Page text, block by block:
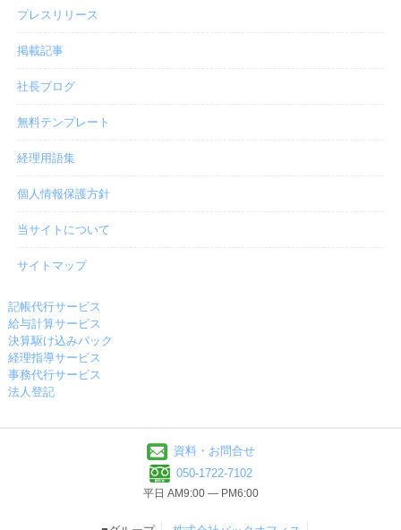
プレスリリース
掲載記事
社長ブログ
無料テンプレート
経理用語集
個人情報保護方針
当サイトについて
サイトマップ
記帳代行サービス
給与計算サービス
決算駆け込みパック
経理指導サービス
事務代行サービス
法人登記
資料・お問合せ
050-1722-7102
平日 AM9:00 ― PM6:00